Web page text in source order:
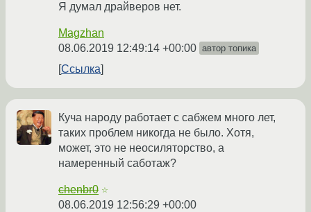
Я думал драйверов нет.
Magzhan
08.06.2019 12:49:14 +00:00 автор топика
Ссылка
Куча народу работает с сабжем много лет,
таких проблем никогда не было. Хотя,
может, это не неосиляторство, а
намеренный саботаж?
chenbr0 ☆
08.06.2019 12:56:29 +00:00